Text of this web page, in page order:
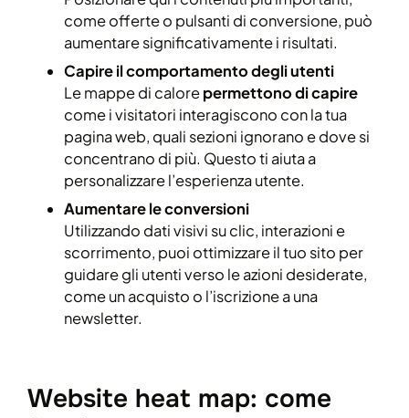
come offerte o pulsanti di conversione, può
aumentare significativamente i risultati.
Capire il comportamento degli utenti
Le mappe di calorepermettono di capire
come i visitatori interagiscono con la tua
pagina web, quali sezioni ignorano e dove si
concentrano di più. Questo ti aiuta a
personalizzare l’esperienza utente.
Aumentare le conversioni
Utilizzando dati visivi su clic, interazioni e
scorrimento, puoi ottimizzare il tuo sito per
guidare gli utenti verso le azioni desiderate,
come un acquisto o l’iscrizione a una
newsletter.
Website heat map: come